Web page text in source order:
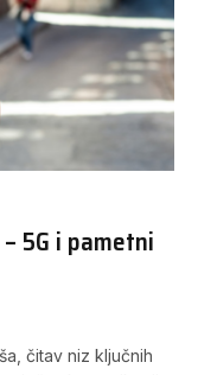
5G i pametni
čitav niz ključnih